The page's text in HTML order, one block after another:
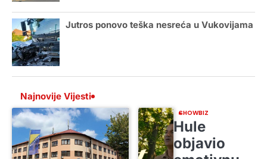
Jutros ponovo teška nesreća u Vukovijama
Najnovije Vijesti
SHOWBIZ
Hule
objavio